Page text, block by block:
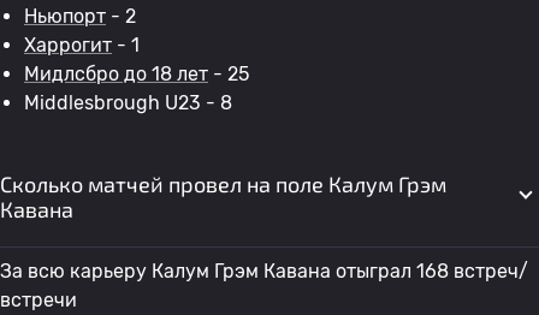
Ньюпорт - 2
Харрогит - 1
Мидлсбро до 18 лет - 25
Middlesbrough U23 - 8
Сколько матчей провел на поле Калум Грэм
Кавана
За всю карьеру Калум Грэм Кавана отыграл 168 встреч/
встречи